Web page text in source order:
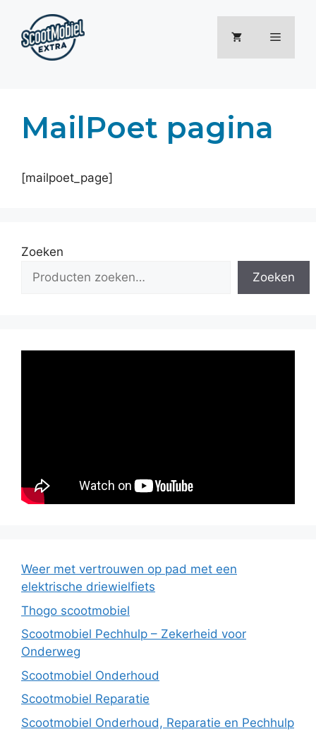
inhoud
Menu
MailPoet pagina
[mailpoet_page]
Zoeken
Zoeken
Weer met vertrouwen op pad met een
elektrische driewielfiets
Thogo scootmobiel
Scootmobiel Pechhulp – Zekerheid voor
Onderweg
Scootmobiel Onderhoud
Scootmobiel Reparatie
Scootmobiel Onderhoud, Reparatie en Pechhulp